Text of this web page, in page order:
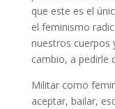
que este es el
el feminismo
nuestros cuerpos
cambio, a pedirle
Militar como
aceptar, bailar,